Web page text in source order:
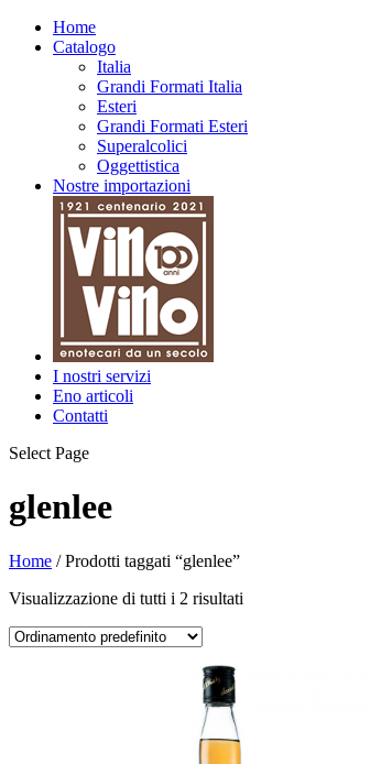
Home
Catalogo
Italia
Grandi Formati Italia
Esteri
Grandi Formati Esteri
Superalcolici
Oggettistica
Nostre importazioni
I nostri servizi
Eno articoli
Contatti
Select Page
glenlee
Home / Prodotti taggati “glenlee”
Visualizzazione di tutti i 2 risultati